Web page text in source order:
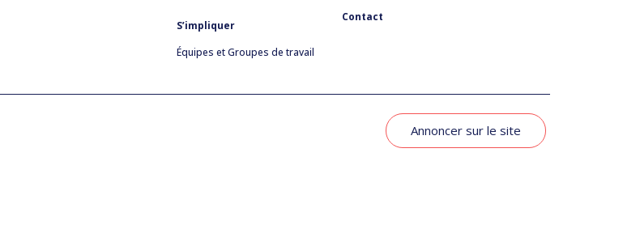
S’impliquer
Équipes et Groupes de travail
Contact
Annoncer sur le site